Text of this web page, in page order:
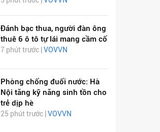
Đánh bạc thua, người đàn ông
thuê 6 ô tô tự lái mang cầm cố
7 phút trước | VOVVN
Phòng chống đuối nước: Hà
Nội tăng kỹ năng sinh tồn cho
trẻ dịp hè
25 phút trước | VOVVN